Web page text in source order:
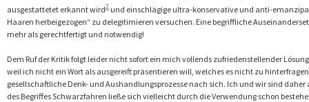
ausgestattetet erkannt wird2 und einschlägige ultra-konservative und anti-
Haaren herbeigezogen“ zu delegitimieren versuchen. Eine begriffliche
mehr als gerechtfertigt und notwendig!
Dem Ruf der Kritik folgt leider nicht sofort ein mich vollends zufriedenstellender
weil ich nicht ein Wort als ausgereift präsentieren will, welches es nicht zu
gesellschaftliche Denk- und Aushandlungsprozesse nach sich. Ich und wir sind
des Begriffes Schwarzfahren ließe sich vielleicht durch die Verwendung schon